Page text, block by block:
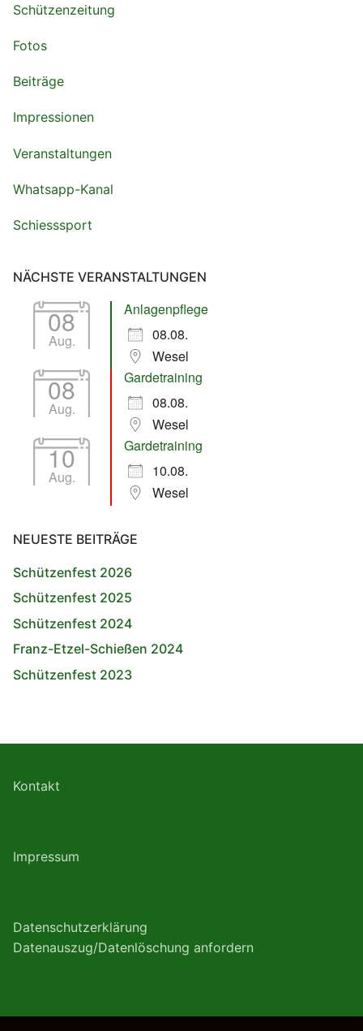
Schützenzeitung
Fotos
Beiträge
Impressionen
Veranstaltungen
Whatsapp-Kanal
Schiesssport
NÄCHSTE VERANSTALTUNGEN
08
Aug.
Anlagenpflege
08.08.
Wesel
08
Aug.
Gardetraining
08.08.
Wesel
10
Aug.
Gardetraining
10.08.
Wesel
NEUESTE BEITRÄGE
Schützenfest 2026
Schützenfest 2025
Schützenfest 2024
Franz-Etzel-Schießen 2024
Schützenfest 2023
Kontakt
Impressum
Datenschutzerklärung
Datenauszug/Datenlöschung anfordern